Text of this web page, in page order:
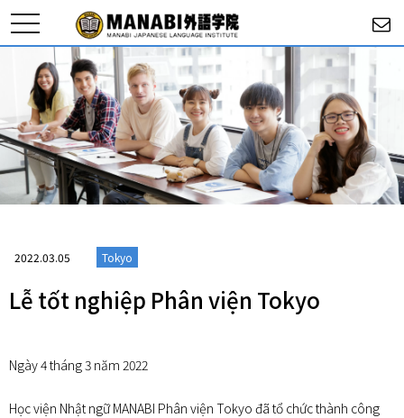
toggle
navigation
2022.03.05 Tokyo
Lễ tốt nghiệp Phân viện Tokyo
Ngày 4 tháng 3 năm 2022
Học viện Nhật ngữ MANABI Phân viện Tokyo đã tổ chức thành công